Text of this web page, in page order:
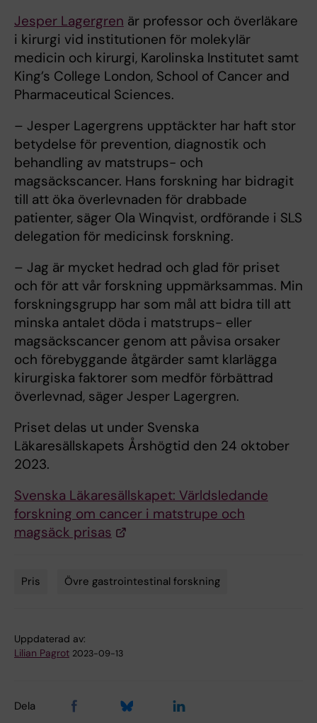
Jesper Lagergren är professor och överläkare
i kirurgi vid institutionen för molekylär
medicin och kirurgi, Karolinska Institutet samt
King’s College London, School of Cancer and
Pharmaceutical Sciences.
– Jesper Lagergrens upptäckter har haft stor
betydelse för prevention, diagnostik och
behandling av matstrups- och
magsäckscancer. Hans forskning har bidragit
till att öka överlevnaden för drabbade
patienter, säger Ola Winqvist, ordförande i SLS
delegation för medicinsk forskning.
– Jag är mycket hedrad och glad för priset
och för att vår forskning uppmärksammas. Min
forskningsgrupp har som mål att bidra till att
minska antalet döda i matstrups- eller
magsäckscancer genom att påvisa orsaker
och förebyggande åtgärder samt klarlägga
kirurgiska faktorer som medför förbättrad
överlevnad, säger Jesper Lagergren.
Priset delas ut under Svenska
Läkaresällskapets Årshögtid den 24 oktober
2023.
Svenska Läkaresällskapet: Världsledande
forskning om cancer i matstrupe och
magsäck prisas
Pris Övre gastrointestinal forskning
Uppdaterad av:
Lilian Pagrot 2023-09-13
Dela